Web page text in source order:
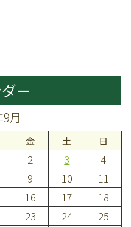
ー
月
金 土 日
2 3
4
9 10
11
16 17
18
23 24
25